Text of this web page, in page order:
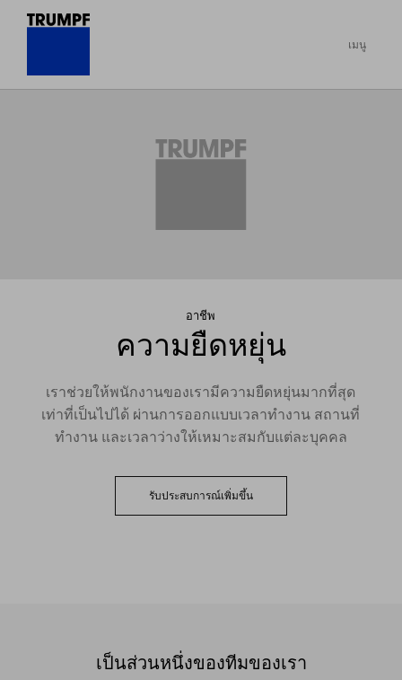
เมนู
อาชีพ
ความยืดหยุ่น
เราช่วยให้พนักงานของเรามีความยืดหยุ่นมากที่สุด
เท่าที่เป็นไปได้ ผ่านการออกแบบเวลาทำงาน สถานที่
ทำงาน และเวลาว่างให้เหมาะสมกับแต่ละบุคคล
รับประสบการณ์เพิ่มขึ้น
เป็นส่วนหนึ่งของทีมของเรา